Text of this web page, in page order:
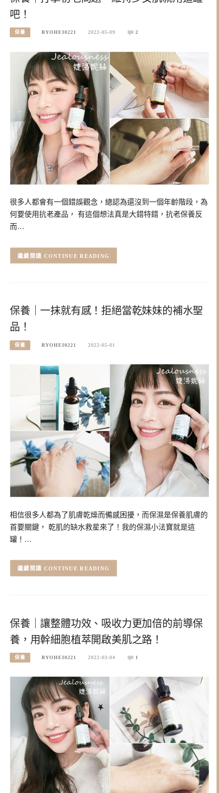
吧！
保養 RYOHEI0221 2022-05-09 2
很多人都會有一個錯誤觀念，總認為還沒到一個年齡階段，為
何要使用抗老產品， 有這個想法真是大錯特錯，抗老保養反
而…
CONTINUE READING
保養｜一抹就有感！拒絕當乾妹妹的補水聖
品！
保養 RYOHEI0221 2022-05-01
相信很多人都為了肌膚乾燥而備感困擾，而保濕是保養肌膚的
首要關鍵， 乾肌的缺水救星來了！我的保濕小法寶就是這
罐！…
CONTINUE READING
保養｜讓整體功效、吸收力更加倍的前導保
養，用幹細胞植萃開啟美肌之路！
保養 RYOHEI0221 2022-03-04 1